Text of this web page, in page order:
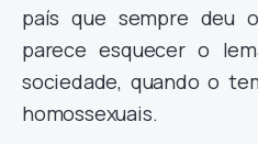
país que sempre deu
parece esquecer o
sociedade, quando o
homossexuais.